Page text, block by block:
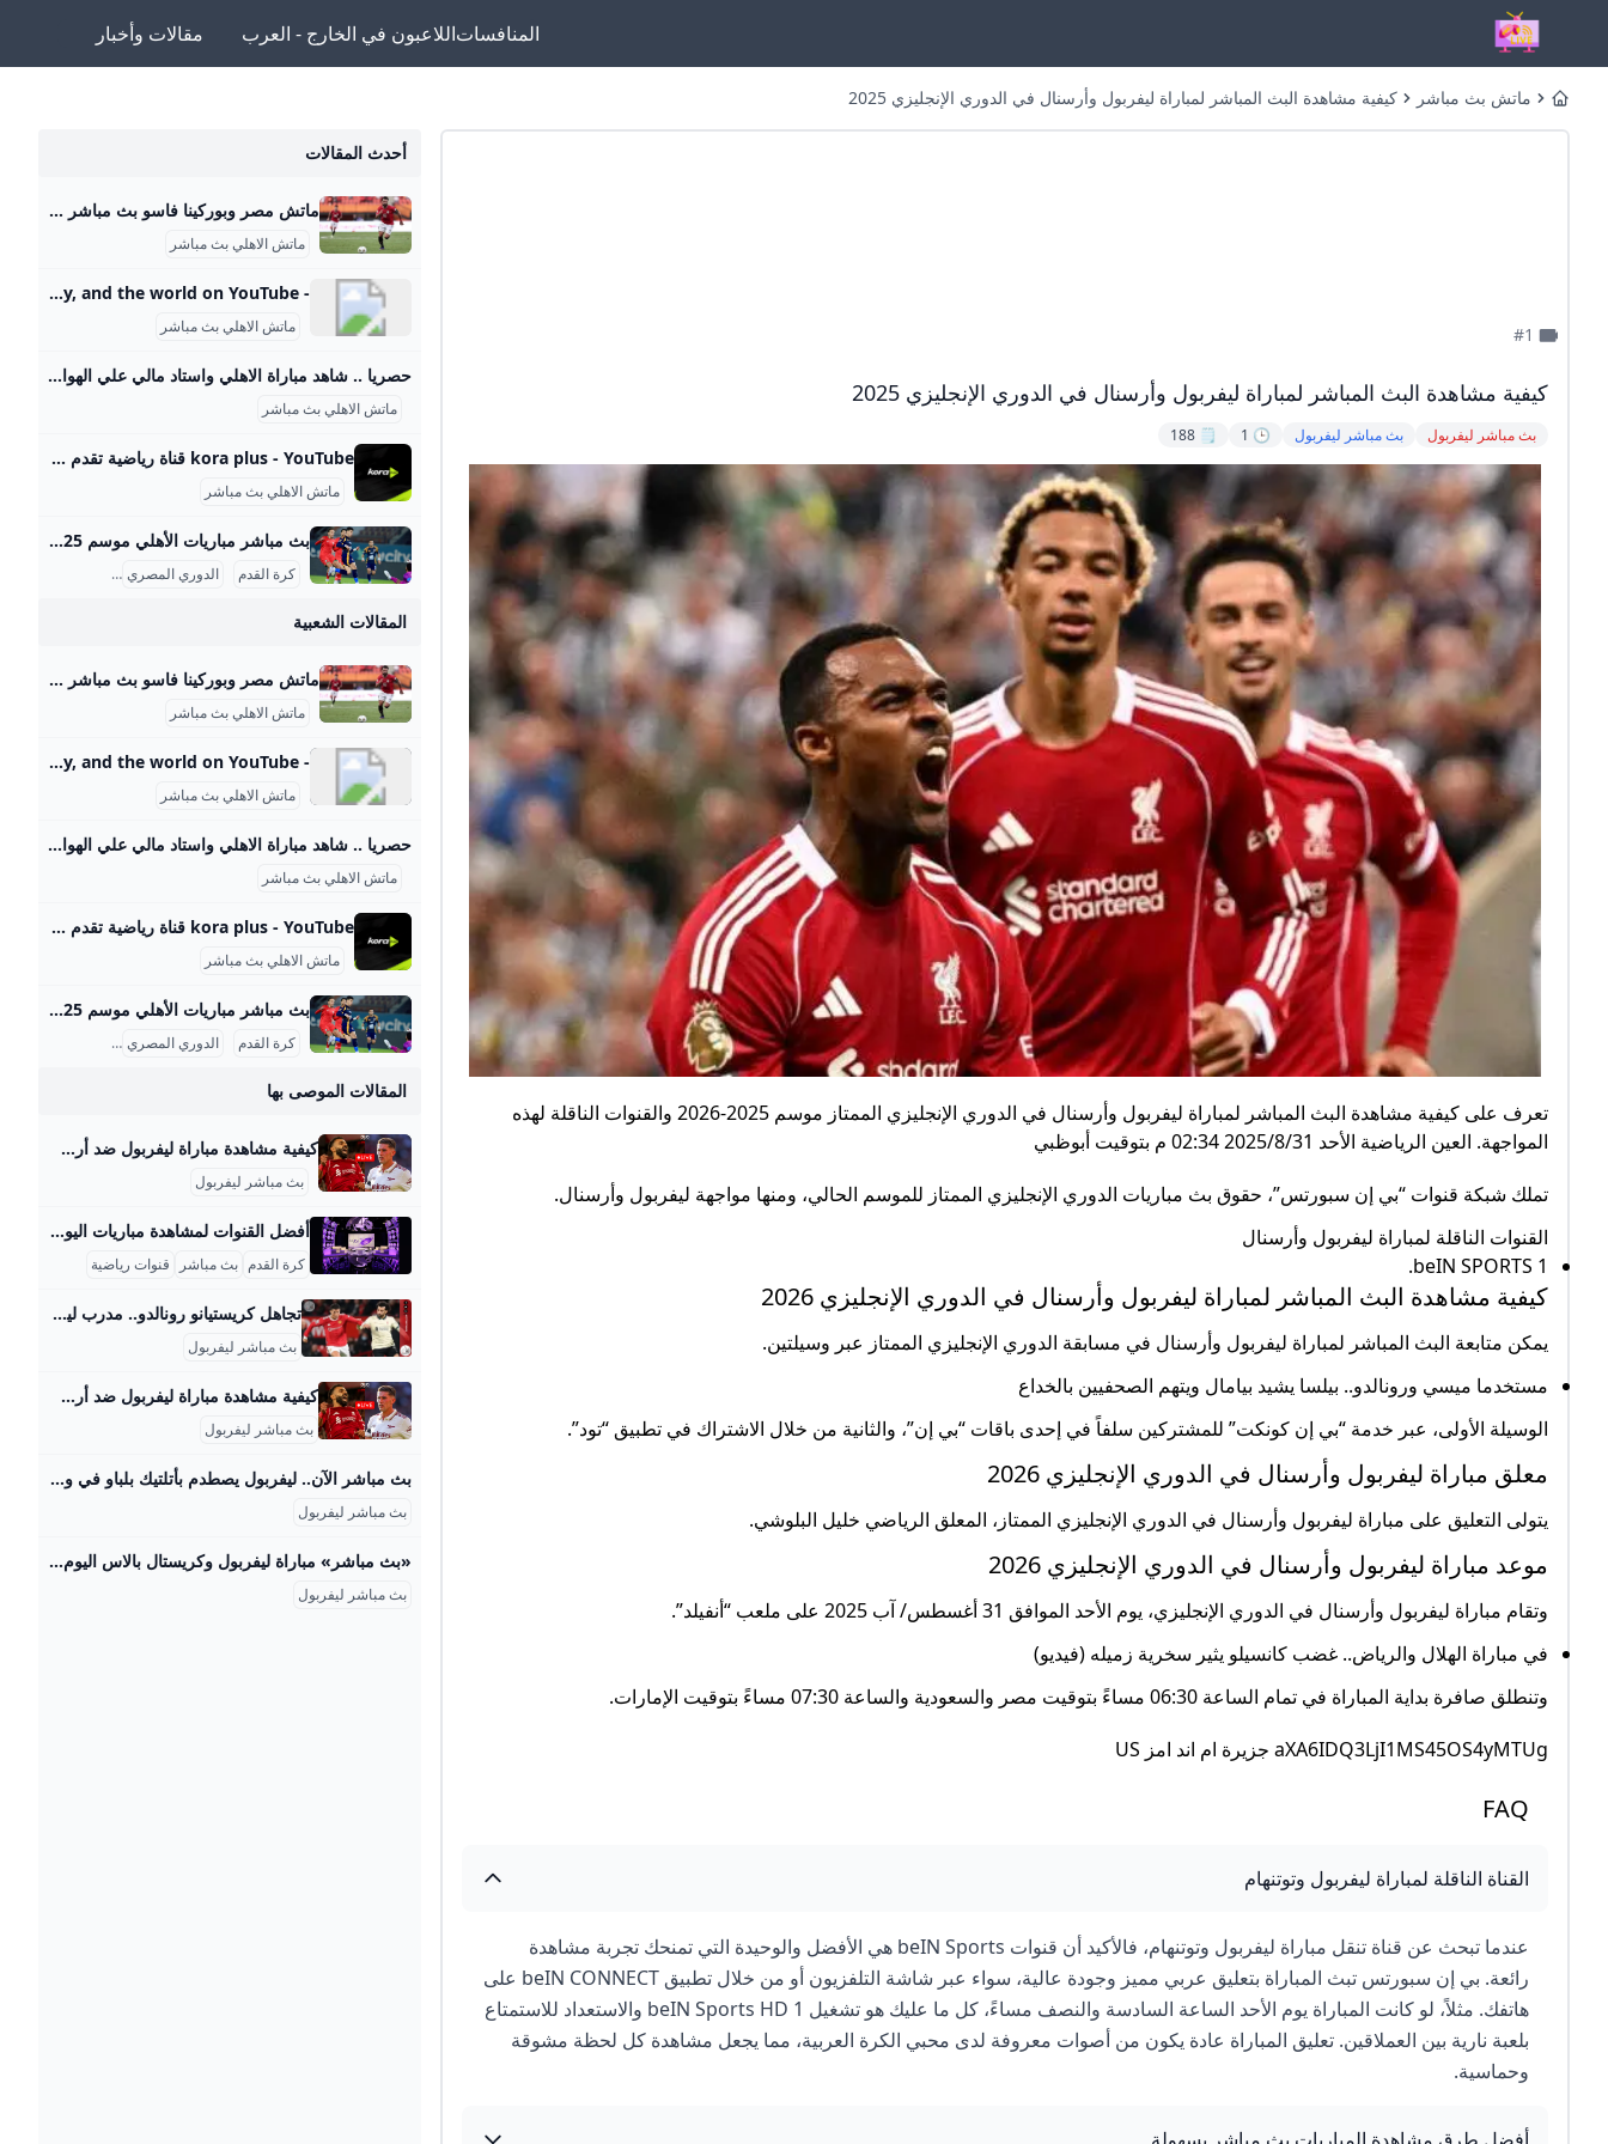
المنافساتاللاعبون في الخارج - العرب مقالات وأخبار
Homeماتش بث مباشر كيفية مشاهدة البث المباشر لمباراة ليفربول وأرسنال في الدوري الإنجليزي 2025
كيفية مشاهدة البث المباشر لمباراة ليفربول وأرسنال في الدوري الإنجليزي 2025
بث مباشر ليفربول بث مباشر ليفربول 🕒 1
🗒️ 188
تعرف على كيفية مشاهدة البث المباشر لمباراة ليفربول وأرسنال في الدوري الإنجليزي الممتاز موسم 2025-2026 والقنوات الناقلة لهذه
المواجهة. العين الرياضية الأحد 2025/8/31 02:34 م بتوقيت أبوظبي
تملك شبكة قنوات “بي إن سبورتس”، حقوق بث مباريات الدوري الإنجليزي الممتاز للموسم الحالي، ومنها مواجهة ليفربول وأرسنال.
القنوات الناقلة لمباراة ليفربول وأرسنال
beIN SPORTS 1.
كيفية مشاهدة البث المباشر لمباراة ليفربول وأرسنال في الدوري الإنجليزي 2026
يمكن متابعة البث المباشر لمباراة ليفربول وأرسنال في مسابقة الدوري الإنجليزي الممتاز عبر وسيلتين.
مستخدما ميسي ورونالدو.. بيلسا يشيد بيامال ويتهم الصحفيين بالخداع
الوسيلة الأولى، عبر خدمة “بي إن كونكت” للمشتركين سلفاً في إحدى باقات “بي إن”، والثانية من خلال الاشتراك في تطبيق “تود”.
معلق مباراة ليفربول وأرسنال في الدوري الإنجليزي 2026
يتولى التعليق على مباراة ليفربول وأرسنال في الدوري الإنجليزي الممتاز، المعلق الرياضي خليل البلوشي.
موعد مباراة ليفربول وأرسنال في الدوري الإنجليزي 2026
وتقام مباراة ليفربول وأرسنال في الدوري الإنجليزي، يوم الأحد الموافق 31 أغسطس/ آب 2025 على ملعب “أنفيلد”.
في مباراة الهلال والرياض.. غضب كانسيلو يثير سخرية زميله (فيديو)
وتنطلق صافرة بداية المباراة في تمام الساعة 06:30 مساءً بتوقيت مصر والسعودية والساعة 07:30 مساءً بتوقيت الإمارات.
aXA6IDQ3LjI1MS45OS4yMTUg جزيرة ام اند امز US
FAQ
القناة الناقلة لمباراة ليفربول وتوتنهام
عندما تبحث عن قناة تنقل مباراة ليفربول وتوتنهام، فالأكيد أن قنوات beIN Sports هي الأفضل والوحيدة التي تمنحك تجربة مشاهدة
رائعة. بي إن سبورتس تبث المباراة بتعليق عربي مميز وجودة عالية، سواء عبر شاشة التلفزيون أو من خلال تطبيق beIN CONNECT على
هاتفك. مثلاً، لو كانت المباراة يوم الأحد الساعة السادسة والنصف مساءً، كل ما عليك هو تشغيل beIN Sports HD 1 والاستعداد للاستمتاع
بلعبة نارية بين العملاقين. تعليق المباراة عادة يكون من أصوات معروفة لدى محبي الكرة العربية، مما يجعل مشاهدة كل لحظة مشوقة
وحماسية.
أحدث المقالات
ماتش مصر وبوركينا فاسو بث مباشر قناة ام بي سي مصر 2 من الممكن مشاهدة مباراة بوركينا فاسو ضد مصر بث مباشر اليوم عبر قنوات SSC السعودية وقنوات أون سبورت المصرية وقناة MBC MASR 2، وأيضًا عن طريق البث المباشر ماتش مصر وبوركينا فاسو بث مباشر قناة ام بي سي مصر 2 Published 16 ساعة agoon 2025-09-09By تركيا اليوموتقام المباراة على ملعب 4 أغسطس بالعاصمة واجادوجو، حيث يسعى الفراعنة إلى تحقيق الفوز وخطف بطاقة التأهل المباشر إلى النهائيات قبل جولتين من نهاية التصفيات، إذ سيرفع الانتصار رصيد المنتخب إلى 22 نقطة تضمن له العبور دون انتظار بقية النتائج.
ماتش الاهلي بث مباشر
- YouTube Enjoy the videos and music you love, upload original content, and share it all with friends, family, and the world on YouTube.
ماتش الاهلي بث مباشر
حصريا .. شاهد مباراة الاهلي واستاد مالي علي الهواء مباشرة عبر ياللاكورة يلاكورة اعضاء وزوار Yallakora.com الكرام، يسعد الموقع ان يبلغكم بأنه حصل بشكل حصري علي حقوق بث ونقل لقائي الاهلي والزمالك في دوري ابطال افريقيا علي الهواء مباشرة. مباريات الغد 06:11 م 14/05/2012 حصريا .. شاهد مباراة الاهلي واستاد مالي علي الهواء مباشرة عبر ياللاكورة تابعنا على كتب - فريق عمل ياللاكورة:اعضاء وزوار Yallakora.com الكرام، يسعد الموقع ان يبلغكم بأنه حصل بشكل حصري علي حقوق بث ونقل لقاء الأهلي واستاد مالي في دوري ابطال افريقيا علي الهواء مباشرة.
ماتش الاهلي بث مباشر
kora plus - YouTube قناة رياضية تقدم بث مباشر لمباريات الدوري وكأس مصر.. ومتابعة الأخبار الحصرية.. وبرامج متنوعة
ماتش الاهلي بث مباشر
بث مباشر مباريات الأهلي موسم 2025-2026 ماتش الأهلي بث مباشر هو حدث رياضي أساسي لعشاق كرة القدم في مصر والوطن العربي، حيث يحظى الفريق الجماهيري الكبير بتغطية إعلامية واهتمام واسع، خصوصًا في موسم 2025-2026 من الدوري المصري الممتاز. تتسم مباريات الأهلي هذا الموسم بالتنافسية والجدية بعد بداية متذبذبة كما يظهر من وضعيته الحالية في جدول الترتيب، حيث يسعى الفريق لاستعادة مستواه المتميز. مواعيد مباريات الأهلي تفصيليًا وفقًا لجدول مباريات الأهلي المعتمد من رابطة الأندية المصرية المحترفة، كان آخر لقاء جماهيري للأهلي في الدوري يوم 14 سبتمبر 2025 ضد إنبي على ملعب المقاولون العرب، في مباراة أقيمت ضمن الجولة السادسة.
كرة القدم الدوري المصري
المقالات الشعبية
ماتش مصر وبوركينا فاسو بث مباشر قناة ام بي سي مصر 2 من الممكن مشاهدة مباراة بوركينا فاسو ضد مصر بث مباشر اليوم عبر قنوات SSC السعودية وقنوات أون سبورت المصرية وقناة MBC MASR 2، وأيضًا عن طريق البث المباشر ماتش مصر وبوركينا فاسو بث مباشر قناة ام بي سي مصر 2 Published 16 ساعة agoon 2025-09-09By تركيا اليوموتقام المباراة على ملعب 4 أغسطس بالعاصمة واجادوجو، حيث يسعى الفراعنة إلى تحقيق الفوز وخطف بطاقة التأهل المباشر إلى النهائيات قبل جولتين من نهاية التصفيات، إذ سيرفع الانتصار رصيد المنتخب إلى 22 نقطة تضمن له العبور دون انتظار بقية النتائج.
ماتش الاهلي بث مباشر
- YouTube Enjoy the videos and music you love, upload original content, and share it all with friends, family, and the world on YouTube.
ماتش الاهلي بث مباشر
حصريا .. شاهد مباراة الاهلي واستاد مالي علي الهواء مباشرة عبر ياللاكورة يلاكورة اعضاء وزوار Yallakora.com الكرام، يسعد الموقع ان يبلغكم بأنه حصل بشكل حصري علي حقوق بث ونقل لقائي الاهلي والزمالك في دوري ابطال افريقيا علي الهواء مباشرة. مباريات الغد 06:11 م 14/05/2012 حصريا .. شاهد مباراة الاهلي واستاد مالي علي الهواء مباشرة عبر ياللاكورة تابعنا على كتب - فريق عمل ياللاكورة:اعضاء وزوار Yallakora.com الكرام، يسعد الموقع ان يبلغكم بأنه حصل بشكل حصري علي حقوق بث ونقل لقاء الأهلي واستاد مالي في دوري ابطال افريقيا علي الهواء مباشرة.
ماتش الاهلي بث مباشر
kora plus - YouTube قناة رياضية تقدم بث مباشر لمباريات الدوري وكأس مصر.. ومتابعة الأخبار الحصرية.. وبرامج متنوعة
ماتش الاهلي بث مباشر
بث مباشر مباريات الأهلي موسم 2025-2026 ماتش الأهلي بث مباشر هو حدث رياضي أساسي لعشاق كرة القدم في مصر والوطن العربي، حيث يحظى الفريق الجماهيري الكبير بتغطية إعلامية واهتمام واسع، خصوصًا في موسم 2025-2026 من الدوري المصري الممتاز. تتسم مباريات الأهلي هذا الموسم بالتنافسية والجدية بعد بداية متذبذبة كما يظهر من وضعيته الحالية في جدول الترتيب، حيث يسعى الفريق لاستعادة مستواه المتميز. مواعيد مباريات الأهلي تفصيليًا وفقًا لجدول مباريات الأهلي المعتمد من رابطة الأندية المصرية المحترفة، كان آخر لقاء جماهيري للأهلي في الدوري يوم 14 سبتمبر 2025 ضد إنبي على ملعب المقاولون العرب، في مباراة أقيمت ضمن الجولة السادسة.
كرة القدم الدوري المصري
المقالات الموصى بها
كيفية مشاهدة مباراة ليفربول ضد أرسنال مباشر اليوم في الدوري الإنجليزي؟ - 365Scores كيفية مشاهدة مباراة ليفربول ضد أرسنال مباشر مجانًا، وذلك ضمن منافسات الجولة الثالثة من الدوري الإنجليزي الممتاز 2025/2026. ليفربول ضد آرسنال بث مباشر.. كيفية مشاهدة مباراة ليفربول اليوم عبر القنوات الناقلة؟ أحمد جميل31/08/2025 - 04:27 مومن الممكن مشاهدة مباراة ليفربول ضد آرسنال بث مباشر عبر قنوات beIN Sports الفضائية المشفرة الناقلة لمباريات الدوري الإنجليزي الممتاز “بريميرليج” أو متابعة الملخصات الرسمية من الشبكة القطرية عبر حساباتها على يوتيوب ومواقع التواصل الاجتماعي.
بث مباشر ليفربول
أفضل القنوات لمشاهدة مباريات اليوم مباشرة اليوم، إذا كنت من محبي مشاهدة مباريات كرة القدم مباشرة، هناك مجموعة من القنوات التي تبث هذه المباريات على الهواء وبشكل مباشر. في السعودية والإمارات، تُعرض مباريات دوري روشن السعودي على قنوات “ثمانية” مثل مباراة الهلال والاتفاق مساء اليوم، وهي فرصة رائعة لمتابعة الأحداث الحماسية من الملعب مباشرة. بجانب ذلك، قناة beIN Sports تقدم بثاً مباشراً لمباريات الدوري الإنجليزي الممتاز مثل مباراة مانشستر سيتي ضد إيفرتون، وهي من أكثر القنوات شعبية بين مشجعي كرة القدم بسبب تنوع مبارياتها وجودة البث.
كرة القدم بث مباشر قنوات رياضية
تجاهل كريستيانو رونالدو.. مدرب ليفربول التاريخي ينحاز لمحمد صلاح رياضة الزمان فضل الإسباني رافائيل بنيتيز أحد أبرز المدربين في تاريخ ليفربول المصري محمد صلاح هداف الريدز الحالي على البرتغالي كريستيانو رونالدو نجم النصر السعودي وسبق لبني… فضل الإسباني رافائيل بنيتيز، أحد أبرز المدربين في تاريخ ليفربول، المصري محمد صلاح هداف “الريدز” الحالي على البرتغالي كريستيانو رونالدو نجم النصر السعودي. وسبق لبنيتيز قيادة كريستيانو رونالدو في ريال مدريد خلال موسم 2015-2016 في تجربة لم تحقق نجاحاً كبيراً وشهدت إقالة سريعة للمدرب الإسباني.
بث مباشر ليفربول
كيفية مشاهدة مباراة ليفربول ضد أرسنال مباشر اليوم في الدوري الإنجليزي؟ - 365Scores كيفية مشاهدة مباراة ليفربول ضد أرسنال مباشر مجانًا، وذلك ضمن منافسات الجولة الثالثة من الدوري الإنجليزي الممتاز 2025/2026. ليفربول ضد آرسنال بث مباشر.. كيفية مشاهدة مباراة ليفربول اليوم عبر القنوات الناقلة؟ أحمد جميل31/08/2025 - 04:27 مومن الممكن مشاهدة مباراة ليفربول ضد آرسنال بث مباشر عبر قنوات beIN Sports الفضائية المشفرة الناقلة لمباريات الدوري الإنجليزي الممتاز “بريميرليج” أو متابعة الملخصات الرسمية من الشبكة القطرية عبر حساباتها على يوتيوب ومواقع التواصل الاجتماعي.
بث مباشر ليفربول
بث مباشر الآن.. ليفربول يصطدم بأتلتيك بلباو في ودية نارية استعدادًا للموسم الجديد المشهد اليمني بث مباشر مباراة ليفربول وأتلتيك بلباو اليوم الإثنين على ملعب أنفيلد في إطار استعدادات الريدز لانطلاقة موسم 2025 2026 والذي يستهله بمواجهة كريستال بالاس في 47.251.99.215 التاريخ: الإثنين 4 أغسطس 2025 المباراة الأولى: الساعة 7:00 مساءً بتوقيت القاهرة ومكة المكرمة المباراة الثانية: الساعة 10:00 مساءً الملعب: أنفيلد رود – ليفربول القنوات الناقلة: قناة الشارقة الرياضية قناة LFC TV الرسمية STC TV Sports HD2 ليفربول يخوض بروفتين أمام بلباو قبل مواجهة كريستال بالاس قرر المدير الفني الجديد آرني سلوت أن يخوض ليفربول مباراتين وديتين أمام أتلتيك بلباو اليوم، كل مباراة مدتها 90 دقيقة، لتجربة التشكيلات وتثبيت طريقة اللعب.
بث مباشر ليفربول
«بث مباشر» مباراة ليفربول وكريستال بالاس اليوم مجانا دون تقطيع تابع التفاصيل - موقع رادار مباراة ليفربول وكريستال بالاس تحظى باهتمام واسع من عشاق الكرة حول العالم، حيث يلتقي الفريقان في مواجهة مثيرة ضمن منافسات الدوري الإنجليزي الممتاز، وتأتي هذه موقع رادارUpdated on تصنيفرياضة تابع أيضاًشوبير يكشف.. مفاجأة كبيرة حول لاعب الأهلي الأقرب للاتحاد الليبي في سبتمبر المقبل يشهد ملعب أنفيلد ختام الموسم الكروي لفريق ليفربول في الدوري الإنجليزي الممتاز بمواجهة كريستال بالاس، حيث تمكن الريدز من الوصول إلى الصدارة وحسم البطولة لصالحه قبل عدة جولات، بينما يسعى فريق كريستال بالاس لتقديم أداء قوي، لا سيما بعد تتويجه بكأس الاتحاد الإنجليزي، وتحقيق نتيجة إيجابية تعزز وجوده في منتصف جدول الترتيب، الجماهير تنتظر بفارغ الصبر مشاهدة نجم الفريق محمد صلاح وهو يرفع الكأس ويواصل التألق التهديفي.
بث مباشر ليفربول